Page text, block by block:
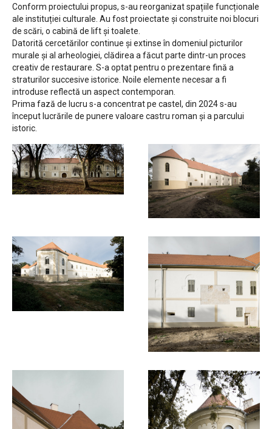
Conform proiectului propus, s-au reorganizat spațiile funcționale
ale instituției culturale. Au fost proiectate și construite noi blocuri
de scări, o cabină de lift și toalete.
Datorită cercetărilor continue și extinse în domeniul picturilor
murale și al arheologiei, clădirea a făcut parte dintr-un proces
creativ de restaurare. S-a optat pentru o prezentare fină a
straturilor succesive istorice. Noile elemente necesar a fi
introduse reflectă un aspect contemporan.
Prima fază de lucru s-a concentrat pe castel, din 2024 s-au
început lucrările de punere valoare castru roman și a parcului
istoric.